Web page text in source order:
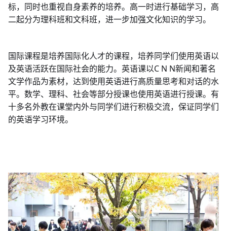
标，同时也重视自身素养的培养。高一时进行基础学习，高
二起分为理科班和文科班，进一步加强文化知识的学习。
国际课程是培养国际化人才的课程，培养同学们使用英语以
及英语活跃在国际社会的能力。英语课以C N N新闻和著名
文学作品为素材，达到使用英语进行高质量思考和对话的水
平。数学、理科、社会等部分授课也使用英语进行授课。有
十多名外教在课堂内外与同学们进行积极交流，保证同学们
的英语学习环境。